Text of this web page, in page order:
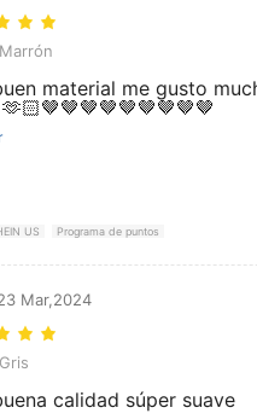
Marrón
material me gusto
US Programa de puntos
Mar,2024
Gris
calidad súper suave